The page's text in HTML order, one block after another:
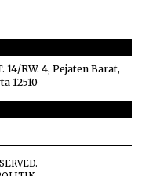
14/RW. 4, Pejaten Barat,
12510